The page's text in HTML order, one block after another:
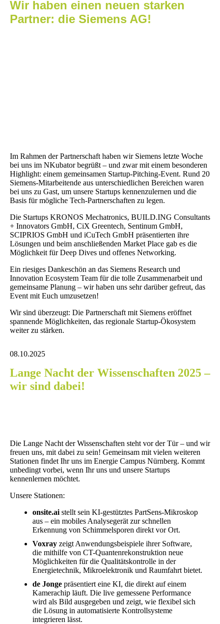
Wir haben einen neuen starken
Partner: die Siemens AG!
Im Rahmen der Partnerschaft haben wir Siemens letzte Woche
bei uns im NKubator begrüßt – und zwar mit einem besonderen
Highlight: einem gemeinsamen Startup-Pitching-Event. Rund 20
Siemens-Mitarbeitende aus unterschiedlichen Bereichen waren
bei uns zu Gast, um unsere Startups kennenzulernen und die
Basis für mögliche Tech-Partnerschaften zu legen.
Die Startups KRONOS Mechatronics, BUILD.ING Consultants
+ Innovators GmbH, CiX Greentech, Sentinum GmbH,
SCIPRIOS GmbH und iCuTech GmbH präsentierten ihre
Lösungen und beim anschließenden Market Place gab es die
Möglichkeit für Deep Dives und offenes Networking.
Ein riesiges Dankeschön an das Siemens Research und
Innovation Ecosystem Team für die tolle Zusammenarbeit und
gemeinsame Planung – wir haben uns sehr darüber gefreut, das
Event mit Euch umzusetzen!
Wir sind überzeugt: Die Partnerschaft mit Siemens eröffnet
spannende Möglichkeiten, das regionale Startup-Ökosystem
weiter zu stärken.
08.10.2025
Lange Nacht der Wissenschaften 2025 –
wir sind dabei!
Die Lange Nacht der Wissenschaften steht vor der Tür – und wir
freuen uns, mit dabei zu sein! Gemeinsam mit vielen weiteren
Stationen findet Ihr uns im Energie Campus Nürnberg. Kommt
unbedingt vorbei, wenn Ihr uns und unsere Startups
kennenlernen möchtet.
Unsere Stationen:
onsite.ai stellt sein KI-gestütztes PartSens-Mikroskop
aus – ein mobiles Analysegerät zur schnellen
Erkennung von Schimmelsporen direkt vor Ort.
Voxray zeigt Anwendungsbeispiele ihrer Software,
die mithilfe von CT-Quantenrekonstruktion neue
Möglichkeiten für die Qualitätskontrolle in der
Energietechnik, Mikroelektronik und Raumfahrt bietet.
de Jonge präsentiert eine KI, die direkt auf einem
Kamerachip läuft. Die live gemessene Performance
wird als Bild ausgegeben und zeigt, wie flexibel sich
die Lösung in automatisierte Kontrollsysteme
integrieren lässt.